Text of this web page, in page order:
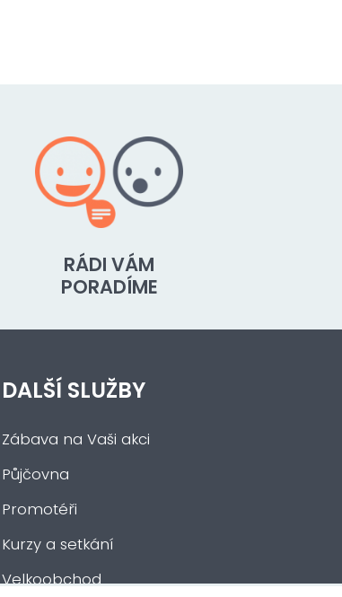
RÁDI VÁM
PORADÍME
DALŠÍ SLUŽBY
Zábava na Vaši akci
Půjčovna
Promotéři
Kurzy a setkání
Velkoobchod